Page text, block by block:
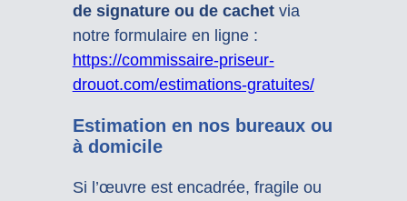
de signature ou de cachetvia
notre formulaire en ligne :
https://commissaire-priseur-
drouot.com/estimations-gratuites/
Estimation en nos bureaux ou
à domicile
Si l’œuvre est encadrée, fragile ou